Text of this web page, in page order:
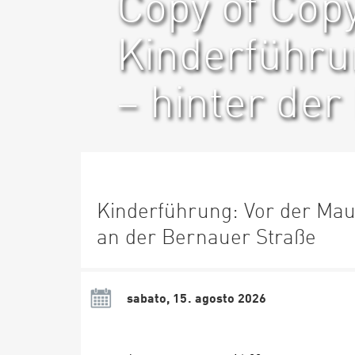
Copy of
– hinter der
Kinderführung: Vor der
an der Bernauer Straße
sabato, 15. agosto 2026